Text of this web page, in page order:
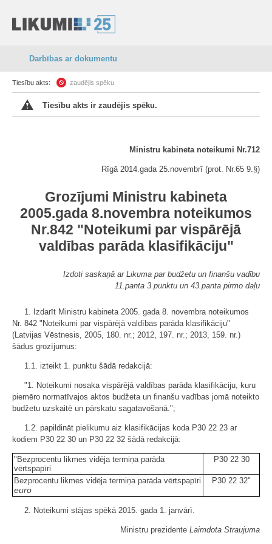
Darbības ar dokumentu
Tiesību akts: zaudējis spēku
Tiesību akts ir zaudējis spēku.
Ministru kabineta noteikumi Nr.712
Rīgā 2014.gada 25.novembrī (prot. Nr.65 9.§)
Grozījumi Ministru kabineta
2005.gada 8.novembra noteikumos
Nr.842 "Noteikumi par vispārējā
valdības parāda klasifikāciju"
Izdoti saskaņā ar Likuma par budžetu un finanšu vadību
11.panta 3.punktu un 43.panta pirmo daļu
1. Izdarīt Ministru kabineta 2005. gada 8. novembra noteikumos
Nr. 842 "Noteikumi par vispārējā valdības parāda klasifikāciju"
(Latvijas Vēstnesis, 2005, 180. nr.; 2012, 197. nr.; 2013, 159. nr.)
šādus grozījumus:
1.1. izteikt 1. punktu šādā redakcijā:
"1. Noteikumi nosaka vispārējā valdības parāda klasifikāciju, kuru
piemēro normatīvajos aktos budžeta un finanšu vadības jomā noteikto
budžetu uzskaitē un pārskatu sagatavošanā.";
1.2. papildināt pielikumu aiz klasifikācijas koda P30 22 23 ar
kodiem P30 22 30 un P30 22 32 šādā redakcijā:
"Bezprocentu likmes vidēja termiņa parāda
vērtspapīri
P30 22 30
Bezprocentu likmes vidēja termiņa parāda vērtspapīri
euro
P30 22 32"
2. Noteikumi stājas spēkā 2015. gada 1. janvārī.
Ministru prezidente Laimdota Straujuma